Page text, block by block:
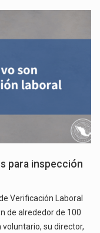
para inspección
Verificación Laboral
de alrededor de 100
su director,